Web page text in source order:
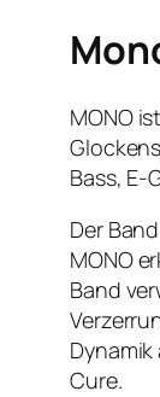
MONO
Bass, E-
Der
MONO
Band
Cure.